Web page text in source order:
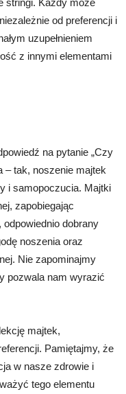
od preferencji i
uzupełnieniem
z innymi elementami
na pytanie „Czy
– tak, noszenie majtek
i samopoczucia. Majtki
zapobiegając
dobrany
noszenia oraz
Nie zapominajmy
pozwala nam wyrazić
majtek,
Pamiętajmy, że
w nasze zdrowie i
tego elementu